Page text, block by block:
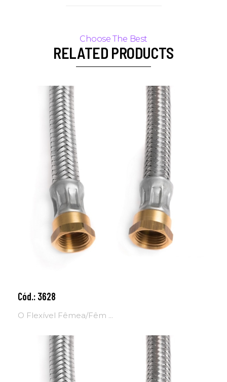
RELATED PRODUCTS
Cód.: 3628
O Flexível Fêmea/Fêm ...
Adicionar ao carrinho